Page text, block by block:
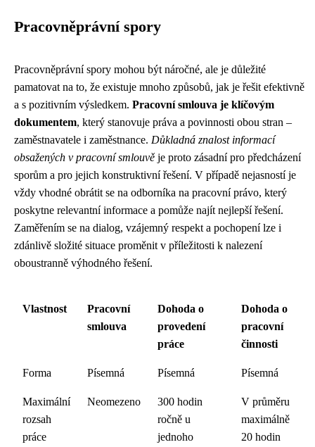
Pracovněprávní spory
Pracovněprávní spory mohou být náročné, ale je důležité
pamatovat na to, že existuje mnoho způsobů, jak je řešit efektivně
a s pozitivním výsledkem. Pracovní smlouva je klíčovým
dokumentem, který stanovuje práva a povinnosti obou stran –
zaměstnavatele i zaměstnance. Důkladná znalost informací
obsažených v pracovní smlouvě je proto zásadní pro předcházení
sporům a pro jejich konstruktivní řešení. V případě nejasností je
vždy vhodné obrátit se na odborníka na pracovní právo, který
poskytne relevantní informace a pomůže najít nejlepší řešení.
Zaměřením se na dialog, vzájemný respekt a pochopení lze i
zdánlivě složité situace proměnit v příležitosti k nalezení
oboustranně výhodného řešení.
Vlastnost
Pracovní
smlouva
Dohoda o
provedení
práce
Dohoda o
pracovní
činnosti
Forma Písemná Písemná Písemná
Maximální
rozsah
práce
Neomezeno
300 hodin
ročně u
jednoho
V průměru
maximálně
20 hodin